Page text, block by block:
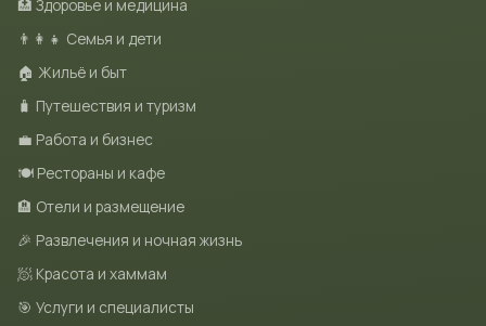
🏥 Здоровье и медицина
👨‍👩‍👧 Семья и дети
🏠 Жильё и быт
🧳 Путешествия и туризм
💼 Работа и бизнес
🍽 Рестораны и кафе
🏨 Отели и размещение
🎉 Развлечения и ночная жизнь
🧖 Красота и хаммам
🎯 Услуги и специалисты